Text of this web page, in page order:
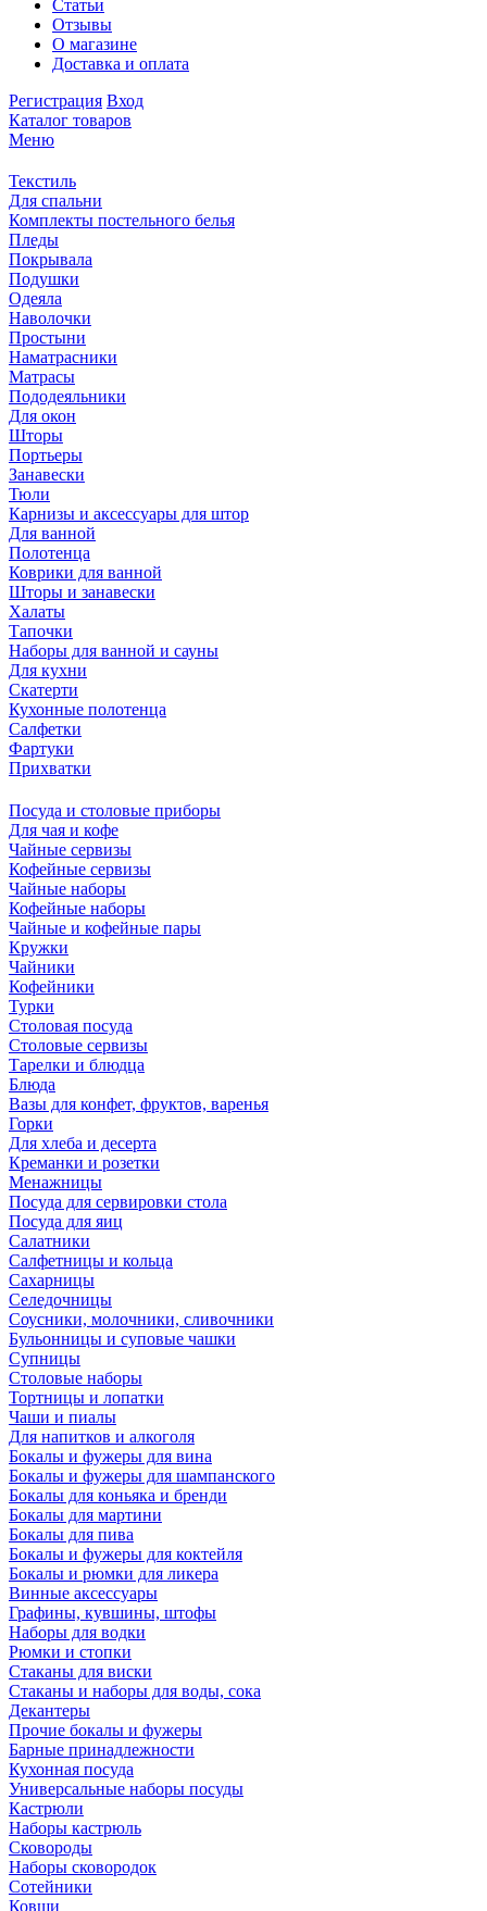
Статьи
Отзывы
О магазине
Доставка и оплата
Регистрация Вход
Каталог товаров
Меню
Текстиль
Для спальни
Комплекты постельного белья
Пледы
Покрывала
Подушки
Одеяла
Наволочки
Простыни
Наматрасники
Матрасы
Пододеяльники
Для окон
Шторы
Портьеры
Занавески
Тюли
Карнизы и аксессуары для штор
Для ванной
Полотенца
Коврики для ванной
Шторы и занавески
Халаты
Тапочки
Наборы для ванной и сауны
Для кухни
Скатерти
Кухонные полотенца
Салфетки
Фартуки
Прихватки
Посуда и столовые приборы
Для чая и кофе
Чайные сервизы
Кофейные сервизы
Чайные наборы
Кофейные наборы
Чайные и кофейные пары
Кружки
Чайники
Кофейники
Турки
Столовая посуда
Столовые сервизы
Тарелки и блюдца
Блюда
Вазы для конфет, фруктов, варенья
Горки
Для хлеба и десерта
Креманки и розетки
Менажницы
Посуда для сервировки стола
Посуда для яиц
Салатники
Салфетницы и кольца
Сахарницы
Селедочницы
Соусники, молочники, сливочники
Бульонницы и суповые чашки
Супницы
Столовые наборы
Тортницы и лопатки
Чаши и пиалы
Для напитков и алкоголя
Бокалы и фужеры для вина
Бокалы и фужеры для шампанского
Бокалы для коньяка и бренди
Бокалы для мартини
Бокалы для пива
Бокалы и фужеры для коктейля
Бокалы и рюмки для ликера
Винные аксессуары
Графины, кувшины, штофы
Наборы для водки
Рюмки и стопки
Стаканы для виски
Стаканы и наборы для воды, сока
Декантеры
Прочие бокалы и фужеры
Барные принадлежности
Кухонная посуда
Универсальные наборы посуды
Кастрюли
Наборы кастрюль
Сковороды
Наборы сковородок
Сотейники
Ковши